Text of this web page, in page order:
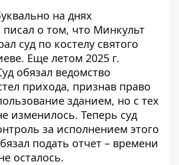
на днях
о том, что Минкульт
суд по костелу святого
Еще летом 2025 г.
обязал ведомство
прихода, признав право
зданием, но с тех
изменилось. Теперь суд
за исполнением этого
подать отчет – времени
осталось.